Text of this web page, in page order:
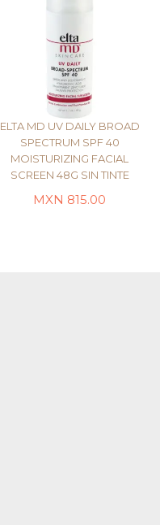
LEER MÁS
ELTA MD UV DAILY BROAD
SPECTRUM SPF 40
MOISTURIZING FACIAL
SCREEN 48G SIN TINTE
815.00